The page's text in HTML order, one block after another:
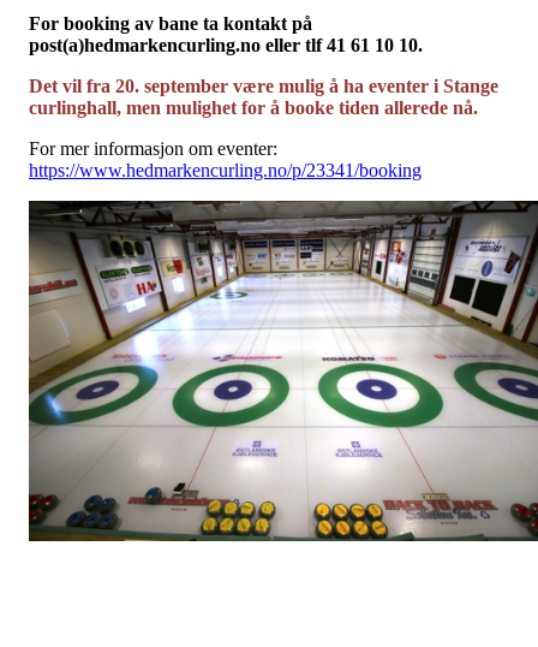
For booking av bane ta kontakt på
post(a)hedmarkencurling.no eller tlf 41 61 10 10.
Det vil fra 20. september være mulig å ha eventer i Stange
curlinghall, men mulighet for å booke tiden allerede nå.
For mer informasjon om eventer:
https://www.hedmarkencurling.no/p/23341/booking